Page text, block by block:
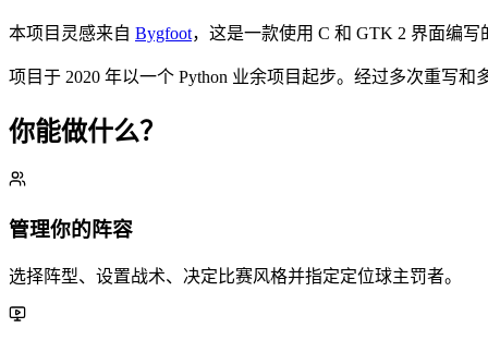
本项目灵感来自 Bygfoot，这是一款使用 C 和 GTK 2 界面编
项目于 2020 年以一个 Python 业余项目起步。经过多次重写
你能做什么？
管理你的阵容
选择阵型、设置战术、决定比赛风格并指定定位球主罚者。